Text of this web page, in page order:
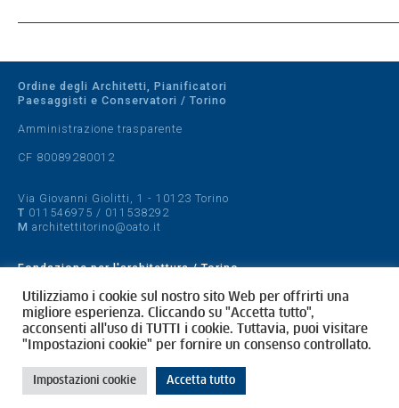
Ordine degli Architetti, Pianificatori
Paesaggisti e Conservatori / Torino
Amministrazione trasparente
CF 80089280012
Via Giovanni Giolitti, 1 - 10123 Torino
T 011546975 / 011538292
M architettitorino@oato.it
Fondazione per l'architettura / Torino
Designed by quattrolinee.it
Cookie Policy
Privacy Policy
Utilizziamo i cookie sul nostro sito Web per offrirti una
migliore esperienza. Cliccando su "Accetta tutto",
acconsenti all'uso di TUTTI i cookie. Tuttavia, puoi visitare
"Impostazioni cookie" per fornire un consenso controllato.
Impostazioni cookie Accetta tutto